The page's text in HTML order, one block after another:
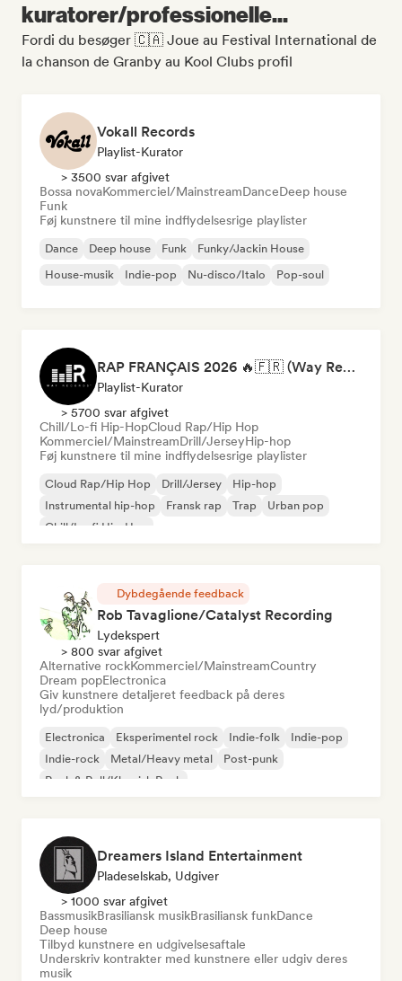
kuratorer/professionelle...
Fordi du besøger 🇨🇦 Joue au Festival International de
la chanson de Granby au Kool Clubs profil
Vokall Records
Playlist-Kurator
> 3500 svar afgivet
Bossa novaKommerciel/MainstreamDanceDeep house
Funk
Føj kunstnere til mine indflydelsesrige playlister
Dance Deep house Funk
Funky/Jackin House
House-musik
Indie-pop Nu-disco/Italo Pop-soul
RAP FRANÇAIS 2026 🔥🇫🇷 (Way Records)
Playlist-Kurator
> 5700 svar afgivet
Chill/Lo-fi Hip-HopCloud Rap/Hip Hop
Kommerciel/MainstreamDrill/JerseyHip-hop
Føj kunstnere til mine indflydelsesrige playlister
Cloud Rap/Hip Hop Drill/Jersey
Hip-hop
Instrumental hip-hop
Fransk rap Trap
Urban pop
Chill/Lo-fi Hip-Hop
Dybdegående feedback
Rob Tavaglione/Catalyst Recording
Lydekspert
> 800 svar afgivet
Alternative rockKommerciel/MainstreamCountry
Dream popElectronica
Giv kunstnere detaljeret feedback på deres
lyd/produktion
Electronica Eksperimentel rock Indie-folk
Indie-pop
Indie-rock
Metal/Heavy metal
Post-punk
Rock & Roll/Klassisk Rock
Dreamers Island Entertainment
Pladeselskab, Udgiver
> 1000 svar afgivet
BassmusikBrasiliansk musikBrasiliansk funkDance
Deep house
Tilbyd kunstnere en udgivelsesaftale
Underskriv kontrakter med kunstnere eller udgiv deres
musik